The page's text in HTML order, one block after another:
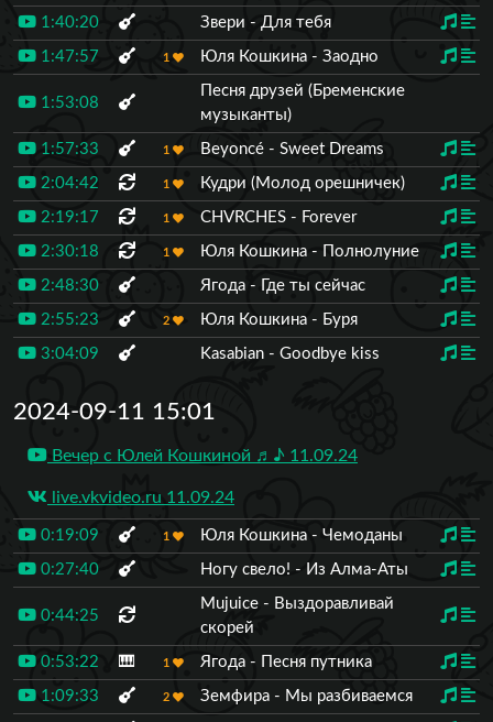
1:40:20 Звери - Для тебя
1:47:57 1 Юля Кошкина - Заодно
1:53:08
Песня друзей (Бременские
музыканты)
1:57:33 1 Beyoncé - Sweet Dreams
2:04:42 1 Кудри (Молод орешничек)
2:19:17 1 CHVRCHES - Forever
2:30:18 1 Юля Кошкина - Полнолуние
2:48:30 Ягода - Где ты сейчас
2:55:23 2 Юля Кошкина - Буря
3:04:09 Kasabian - Goodbye kiss
2024-09-11 15:01
Вечер с Юлей Кошкиной ♬♪ 11.09.24
live.vkvideo.ru 11.09.24
0:19:09 1 Юля Кошкина - Чемоданы
0:27:40 Ногу свело! - Из Алма-Аты
0:44:25
Mujuice - Выздоравливай
скорей
0:53:22 🎹 1 Ягода - Песня путника
1:09:33 2 Земфира - Мы разбиваемся